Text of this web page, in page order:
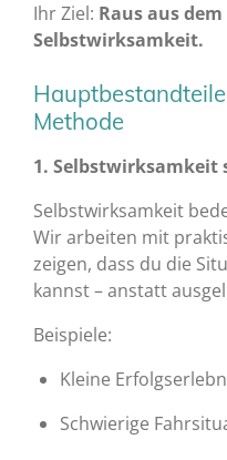
Ihr Ziel: Raus aus
Selbstwirksamkeit.
Methode
1. Selbstwirksamkeit
Selbstwirksamkeit
Wir arbeiten mit
zeigen, dass du die
kannst – anstatt
Beispiele:
Kleine
Schwierige